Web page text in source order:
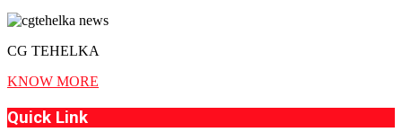
CG TEHELKA
KNOW MORE
Quick Link